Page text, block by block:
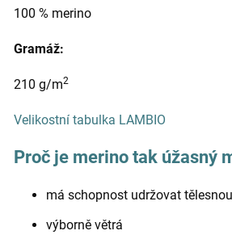
100 % merino
Gramáž:
210 g/m2
Velikostní tabulka LAMBIO
Proč je merino tak úžasný
má schopnost udržovat
výborně větrá